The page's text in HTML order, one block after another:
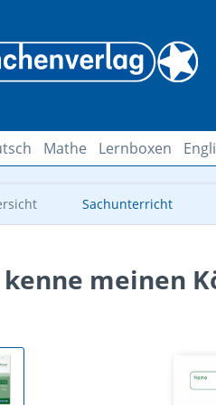
Mathe Lernboxen
Sachunterricht
kenne meinen